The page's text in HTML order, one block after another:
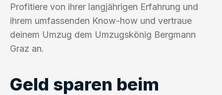
Profitiere von ihrer langjährigen Erfahrung und
ihrem umfassenden Know-how und vertraue
deinem Umzug dem Umzugskönig Bergmann
Graz an.
Geld sparen beim